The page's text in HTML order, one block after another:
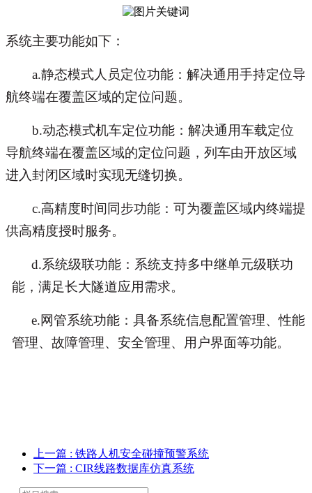
系统主要功能如下：
a.静态模式人员定位功能 ：解决通用手持定位导
航终端在覆盖区域的定位问题。
b.动态模式机车定位功能 ：解决通用车载定位
导航终端在覆盖区域的定位问题，列车由开放区域
进入封闭区域时实现无缝切换。
c.高精度时间同步功能 ：可为覆盖区域内终端提
供高精度授时服务。
d.系统级联功能 ： 系统支持多中继单元级联功
能 ，满足长大隧道应用需求。
e.网管系统功能：具备系统信息配置管理、性能
管理、故障管理、安全管理、用户界面等功能。
上一篇 : 铁路人机安全碰撞预警系统
下一篇 : CIR线路数据库仿真系统